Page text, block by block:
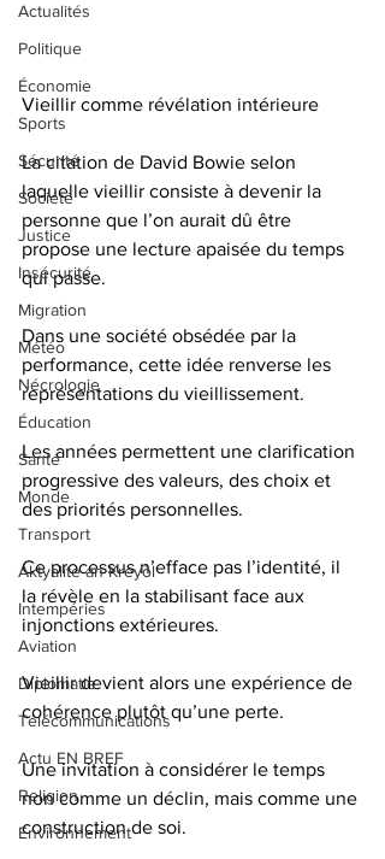
Actualités
Politique
Économie
Sports
Sécurité
Société
Justice
Insécurité
Migration
Météo
Nécrologie
Éducation
Santé
Monde
Transport
Aktyalite an Kreyòl
Intempéries
Aviation
Diplomatie
Télécommunications
Actu EN BREF
Religion
Environnement
Vieillir comme révélation intérieure
La citation de David Bowie selon
laquelle vieillir consiste à devenir la
personne que l’on aurait dû être
propose une lecture apaisée du temps
qui passe.
Dans une société obsédée par la
performance, cette idée renverse les
représentations du vieillissement.
Les années permettent une clarification
progressive des valeurs, des choix et
des priorités personnelles.
Ce processus n’efface pas l’identité, il
la révèle en la stabilisant face aux
injonctions extérieures.
Vieillir devient alors une expérience de
cohérence plutôt qu’une perte.
Une invitation à considérer le temps
non comme un déclin, mais comme une
construction de soi.